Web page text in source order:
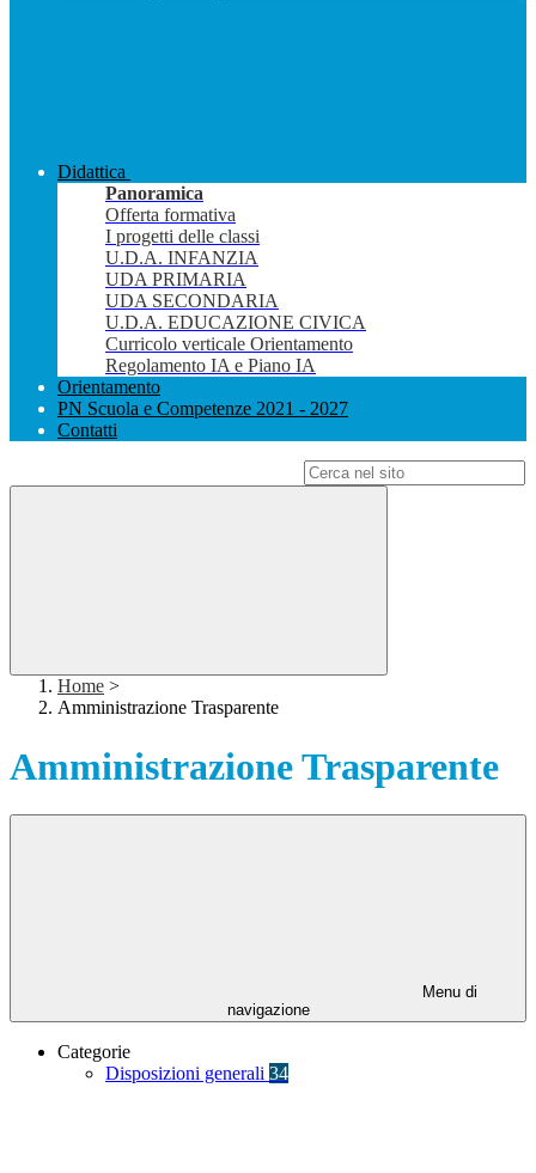
Didattica
Panoramica
Offerta formativa
I progetti delle classi
U.D.A. INFANZIA
UDA PRIMARIA
UDA SECONDARIA
U.D.A. EDUCAZIONE CIVICA
Curricolo verticale Orientamento
Regolamento IA e Piano IA
Orientamento
PN Scuola e Competenze 2021 - 2027
Contatti
Home >
Amministrazione Trasparente
Amministrazione Trasparente
Menu di
navigazione
Categorie
Disposizioni generali 34